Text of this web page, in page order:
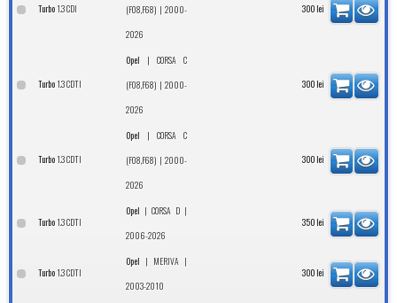
Turbo 1.3 CDI
(F08,F68) | 2000-
2026
300 lei
Turbo 1.3 CDTI
Opel |CORSA C
(F08,F68) | 2000-
2026
300 lei
Turbo 1.3 CDTI
Opel |CORSA C
(F08,F68) | 2000-
2026
300 lei
Turbo 1.3 CDTI
Opel | CORSA D |
2006-2026
350 lei
Turbo 1.3 CDTI
Opel | MERIVA |
2003-2010
300 lei